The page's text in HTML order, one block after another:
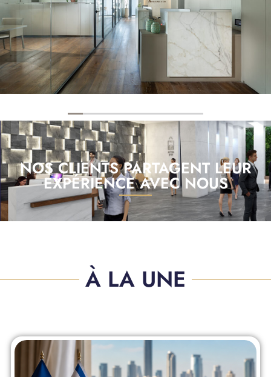
NOS CLIENTS PARTAGENT LEUR
EXPÉRIENCE AVEC NOUS
À LA UNE